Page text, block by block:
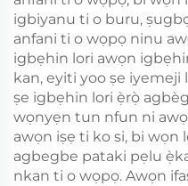
igbiyanu ti o buru,
anfani ti o wọpọ ninu
igbẹhin lori awọn
kan, eyiti yoo ṣe
ṣe igbẹhin lori ẹ̀rọ̀
wọnyẹn tun nfun ni
awọn iṣẹ ti ko si, bi wọn
agbegbe pataki pẹlu
nkan ti o wọpọ. Awọn